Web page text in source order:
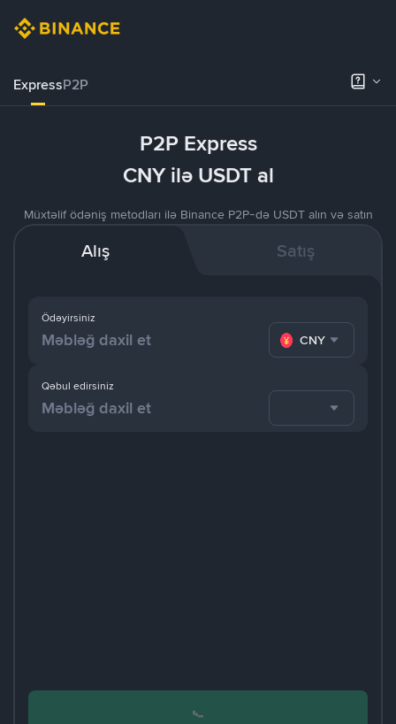
ExpressP2P
P2P Express
CNY ilə USDT al
Müxtəlif ödəniş metodları ilə Binance P2P-də USDT alın və satın
Alış Satış
Ödəyirsiniz
CNY
Qəbul edirsiniz